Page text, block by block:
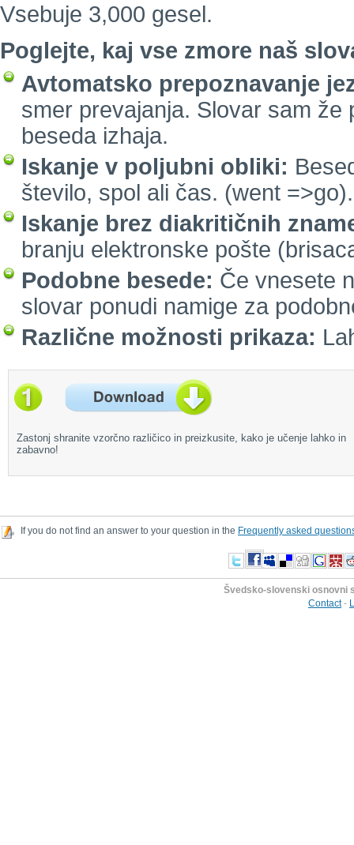
Vsebuje 3,000 gesel.
Poglejte, kaj vse zmore naš
Avtomatsko prepoznavanje
smer prevajanja. Slovar sam
beseda izhaja.
Iskanje v poljubni obliki:
število, spol ali čas. (went =>go).
Iskanje brez diakritičnih
branju elektronske pošte
Podobne besede: Če vnesete
slovar ponudi namige za
Različne možnosti prikaza:
Zastonj shranite vzorčno različico in preizkusite, kako je učenje lahko in
zabavno!
If you do not find an answer to your question in the Frequently asked
Švedsko-slovenski osnovni
Contact-